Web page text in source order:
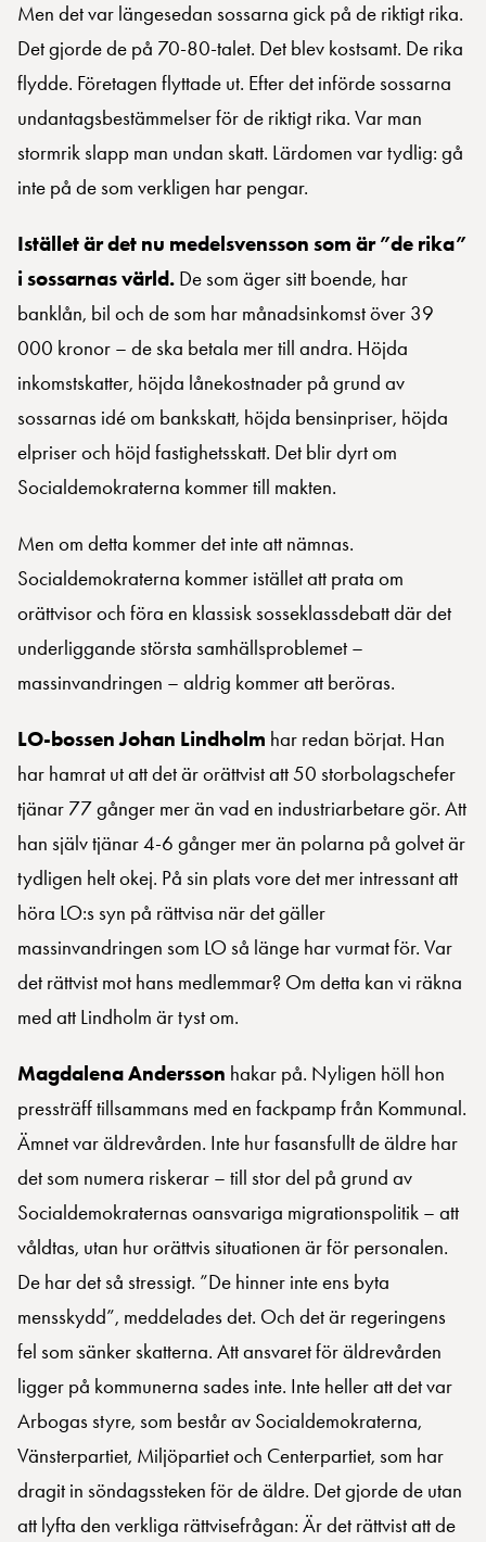
Men det var längesedan sossarna gick på de riktigt rika.
Det gjorde de på 70-80-talet. Det blev kostsamt. De rika
flydde. Företagen flyttade ut. Efter det införde sossarna
undantagsbestämmelser för de riktigt rika. Var man
stormrik slapp man undan skatt. Lärdomen var tydlig: gå
inte på de som verkligen har pengar.
Istället är det nu medelsvensson som är ”de rika”
i sossarnas värld. De som äger sitt boende, har
banklån, bil och de som har månadsinkomst över 39
000 kronor – de ska betala mer till andra. Höjda
inkomstskatter, höjda lånekostnader på grund av
sossarnas idé om bankskatt, höjda bensinpriser, höjda
elpriser och höjd fastighetsskatt. Det blir dyrt om
Socialdemokraterna kommer till makten.
Men om detta kommer det inte att nämnas.
Socialdemokraterna kommer istället att prata om
orättvisor och föra en klassisk sosseklassdebatt där det
underliggande största samhällsproblemet –
massinvandringen – aldrig kommer att beröras.
LO-bossen Johan Lindholm har redan börjat. Han
har hamrat ut att det är orättvist att 50 storbolagschefer
tjänar 77 gånger mer än vad en industriarbetare gör. Att
han själv tjänar 4-6 gånger mer än polarna på golvet är
tydligen helt okej. På sin plats vore det mer intressant att
höra LO:s syn på rättvisa när det gäller
massinvandringen som LO så länge har vurmat för. Var
det rättvist mot hans medlemmar? Om detta kan vi räkna
med att Lindholm är tyst om.
Magdalena Andersson hakar på. Nyligen höll hon
pressträff tillsammans med en fackpamp från Kommunal.
Ämnet var äldrevården. Inte hur fasansfullt de äldre har
det som numera riskerar – till stor del på grund av
Socialdemokraternas oansvariga migrationspolitik – att
våldtas, utan hur orättvis situationen är för personalen.
De har det så stressigt. ”De hinner inte ens byta
mensskydd”, meddelades det. Och det är regeringens
fel som sänker skatterna. Att ansvaret för äldrevården
ligger på kommunerna sades inte. Inte heller att det var
Arbogas styre, som består av Socialdemokraterna,
Vänsterpartiet, Miljöpartiet och Centerpartiet, som har
dragit in söndagssteken för de äldre. Det gjorde de utan
att lyfta den verkliga rättvisefrågan: Är det rättvist att de